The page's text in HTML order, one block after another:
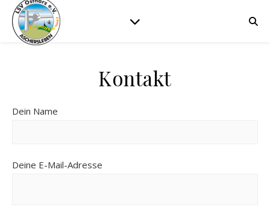
Kontakt
Dein Name
Deine E-Mail-Adresse